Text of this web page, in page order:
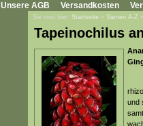
Unsere AGB Versandkosten
Sie sind hier: Startseite » Samen A-Z »
Tapeinochilus
und